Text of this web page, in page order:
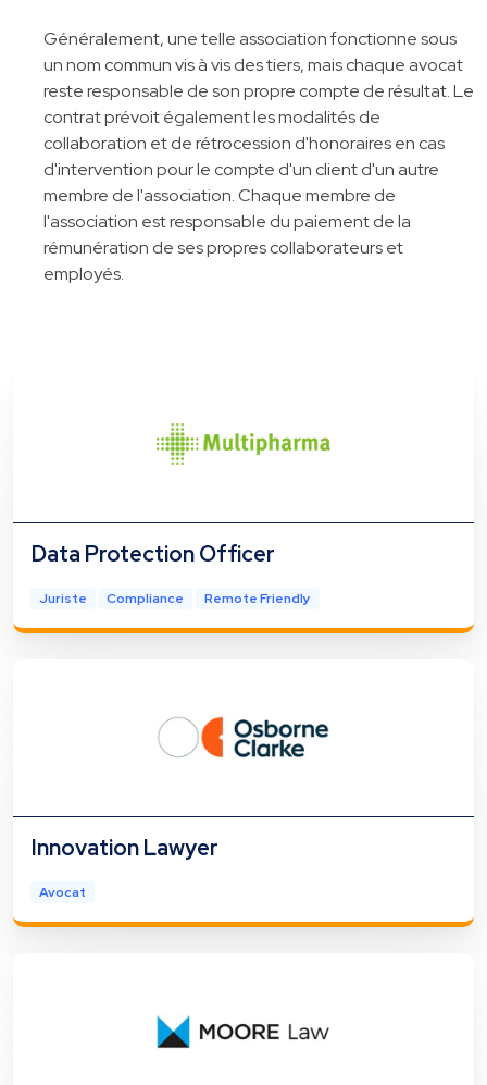
Généralement, une telle association fonctionne sous
un nom commun vis à vis des tiers, mais chaque avocat
reste responsable de son propre compte de résultat. Le
contrat prévoit également les modalités de
collaboration et de rétrocession d'honoraires en cas
d'intervention pour le compte d'un client d'un autre
membre de l'association. Chaque membre de
l'association est responsable du paiement de la
rémunération de ses propres collaborateurs et
employés.
Data Protection Officer
Juriste Compliance Remote Friendly
Innovation Lawyer
Avocat